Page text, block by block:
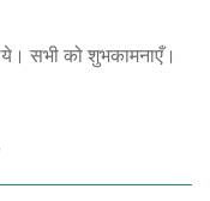
सभी को शुभकामनाएँ।